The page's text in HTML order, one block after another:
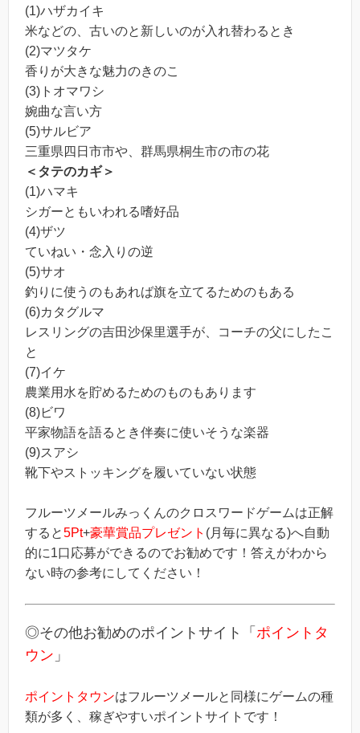
(1)ハザカイキ
米などの、古いのと新しいのが入れ替わるとき
(2)マツタケ
香りが大きな魅力のきのこ
(3)トオマワシ
婉曲な言い方
(5)サルビア
三重県四日市市や、群馬県桐生市の市の花
＜タテのカギ＞
(1)ハマキ
シガーともいわれる嗜好品
(4)ザツ
ていねい・念入りの逆
(5)サオ
釣りに使うのもあれば旗を立てるためのもある
(6)カタグルマ
レスリングの吉田沙保里選手が、コーチの父にしたこ
と
(7)イケ
農業用水を貯めるためのものもあります
(8)ビワ
平家物語を語るとき伴奏に使いそうな楽器
(9)スアシ
靴下やストッキングを履いていない状態
フルーツメールみっくんのクロスワードゲームは正解
すると5Pt+豪華賞品プレゼント (月毎に異なる)へ自動
的に1口応募ができるのでお勧めです！答えがわから
ない時の参考にしてください！
◎その他お勧めのポイントサイト「 ポイントタ
ウン 」
ポイントタウンはフルーツメールと同様にゲームの種
類が多く、稼ぎやすいポイントサイトです！